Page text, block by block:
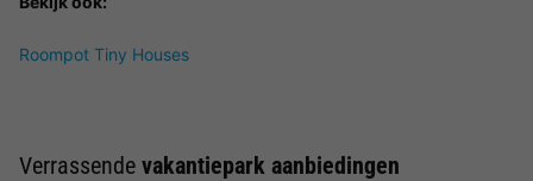
Roompot Tiny Houses
Verrassende vakantiepark aanbiedingen